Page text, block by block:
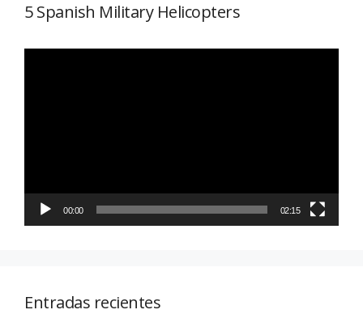
5 Spanish Military Helicopters
00:00 02:15
Entradas recientes